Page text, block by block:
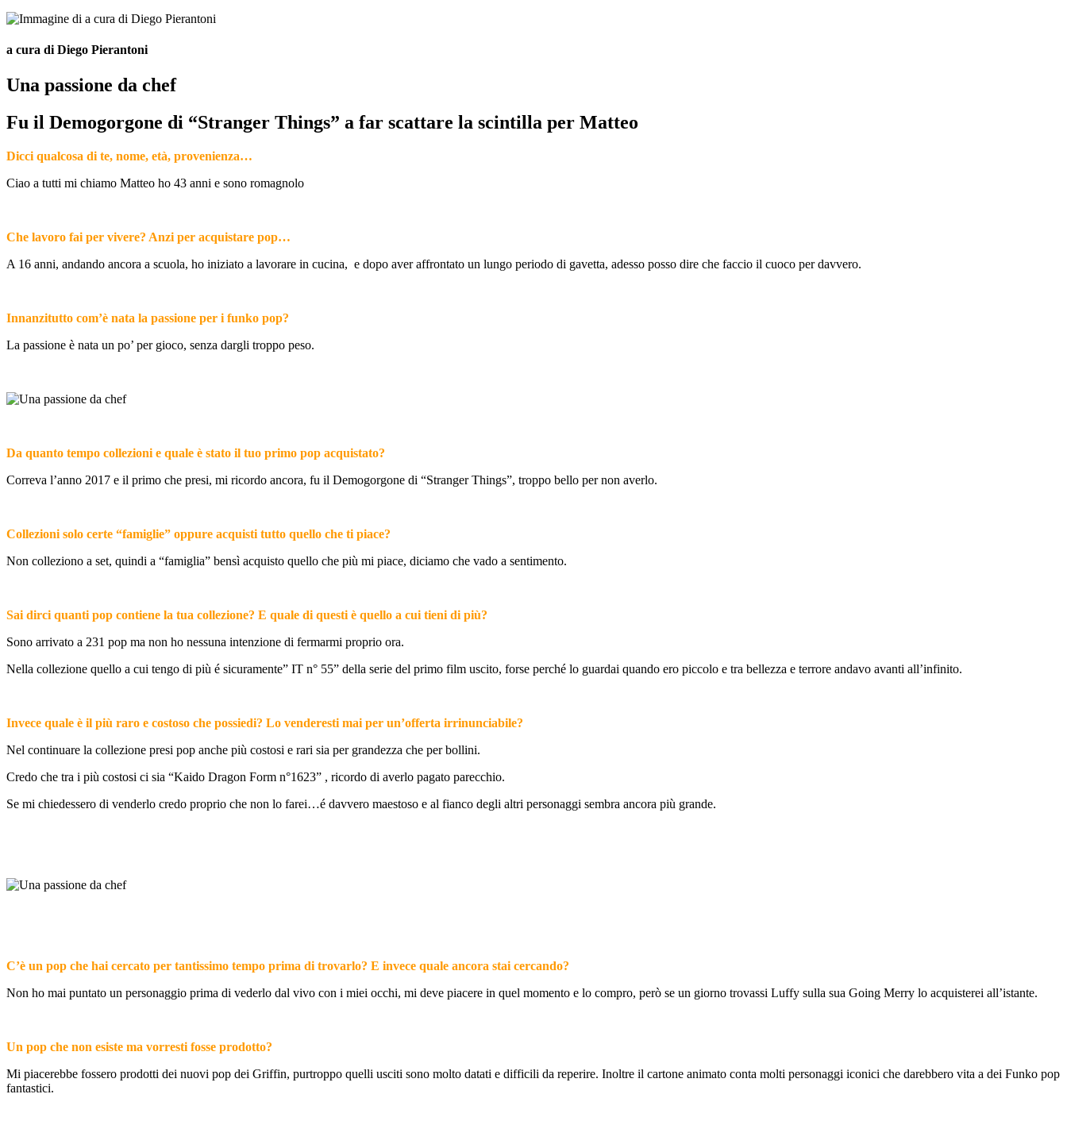
a cura di Diego Pierantoni
Una passione da chef
Fu il Demogorgone di “Stranger Things” a far scattare la scintilla per Matteo
Dicci qualcosa di te, nome, età, provenienza…
Ciao a tutti mi chiamo Matteo ho 43 anni e sono romagnolo
Che lavoro fai per vivere? Anzi per acquistare pop…
A 16 anni, andando ancora a scuola, ho iniziato a lavorare in cucina, e dopo aver affrontato un lungo periodo di gavetta, adesso posso dire che faccio il cuoco per davvero.
Innanzitutto com’è nata la passione per i funko pop?
La passione è nata un po’ per gioco, senza dargli troppo peso.
Da quanto tempo collezioni e quale è stato il tuo primo pop acquistato?
Correva l’anno 2017 e il primo che presi, mi ricordo ancora, fu il Demogorgone di “Stranger Things”, troppo bello per non averlo.
Collezioni solo certe “famiglie” oppure acquisti tutto quello che ti piace?
Non colleziono a set, quindi a “famiglia” bensì acquisto quello che più mi piace, diciamo che vado a sentimento.
Sai dirci quanti pop contiene la tua collezione? E quale di questi è quello a cui tieni di più?
Sono arrivato a 231 pop ma non ho nessuna intenzione di fermarmi proprio ora.
Nella collezione quello a cui tengo di più é sicuramente” IT n° 55” della serie del primo film uscito, forse perché lo guardai quando ero piccolo e tra bellezza e terrore andavo avanti all’infinito.
Invece quale è il più raro e costoso che possiedi? Lo venderesti mai per un’offerta irrinunciabile?
Nel continuare la collezione presi pop anche più costosi e rari sia per grandezza che per bollini.
Credo che tra i più costosi ci sia “Kaido Dragon Form n°1623” , ricordo di averlo pagato parecchio.
Se mi chiedessero di venderlo credo proprio che non lo farei…é davvero maestoso e al fianco degli altri personaggi sembra ancora più grande.
C’è un pop che hai cercato per tantissimo tempo prima di trovarlo? E invece quale ancora stai cercando?
Non ho mai puntato un personaggio prima di vederlo dal vivo con i miei occhi, mi deve piacere in quel momento e lo compro, però se un giorno trovassi Luffy sulla sua Going Merry lo acquisterei all’istante.
Un pop che non esiste ma vorresti fosse prodotto?
Mi piacerebbe fossero prodotti dei nuovi pop dei Griffin, purtroppo quelli usciti sono molto datati e difficili da reperire. Inoltre il cartone animato conta molti personaggi iconici che darebbero vita a dei Funko pop
fantastici.